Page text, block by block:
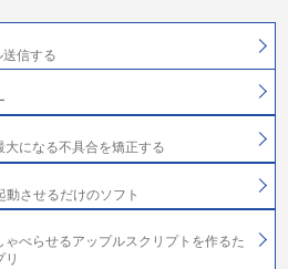
信する
になる不具合を矯正する
させるだけのソフト
べらせるアップルスクリプトを作るた
リ